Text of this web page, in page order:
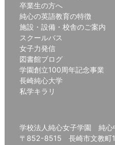
卒業生の方へ
純心の英語教育の特徴
施設・設備・校舎のご案内
スクールバス
女子力発信
図書館ブログ
学園創立100周年記念事業
長崎純心大学
私学キラリ
学校法人純心女子学園 純心
〒852-8515 長崎市文教町